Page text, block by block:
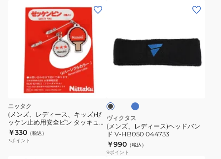
ー
051077
ニッタク
(メンズ、レディース、キッズ)ゼ
ッケン止め用安全ピン タッキュウ
NL9303
￥330 （税込）
3ポイント
デ
ィ
ヘ
ッ
ド
バ
ン
ブ
ラ
ッ
ブ
ル
ー
ヴィクタス
(メンズ、レディース)ヘッドバン
ド V-HB050 044733
￥990 （税込）
9ポイント